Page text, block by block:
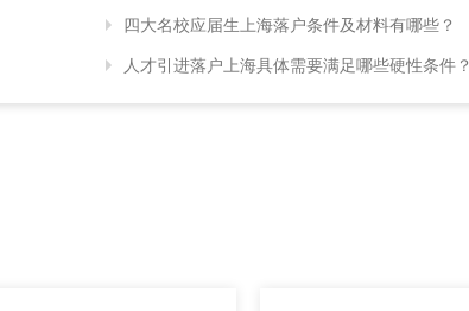
四大名校应届生上海落户条件及材料有哪些？
人才引进落户上海具体需要满足哪些硬性条件？